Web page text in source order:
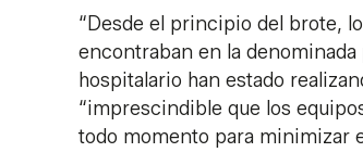
“Desde el principio del brote,
encontraban en la denominada
hospitalario han estado
“imprescindible que los
todo momento para minimizar